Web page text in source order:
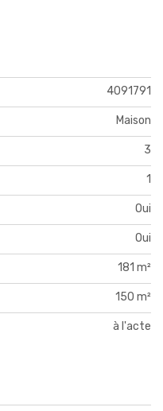
4091791
Maison
3
1
Oui
Oui
181 m²
150 m²
à l'acte